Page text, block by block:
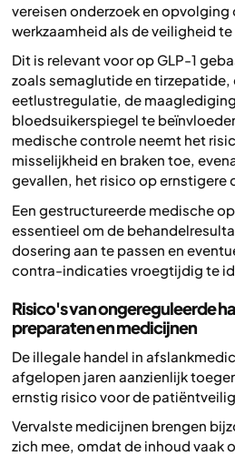
vereisen onderzoek en opvolging
werkzaamheid als de veiligheid
Dit is relevant voor op GLP-1
zoals semaglutide en tirzepatide,
eetlustregulatie, de
bloedsuikerspiegel te
medische controle neemt het
misselijkheid en braken toe,
gevallen, het risico op ernstigere
Een gestructureerde medische
essentieel om de
dosering aan te passen en
contra-indicaties vroegtijdig te
Risico's van ongereguleerde
preparaten en medicijnen
De illegale handel in
afgelopen jaren aanzienlijk
ernstig risico voor de
Vervalste medicijnen brengen
zich mee, omdat de inhoud vaak